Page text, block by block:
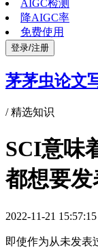
AIGC检测
降AIGC率
免费使用
登录/注册
茅茅虫论文
/精选知识
SCI意味
都想要发
2022-11-21 15:57:15
即使作为从未发表